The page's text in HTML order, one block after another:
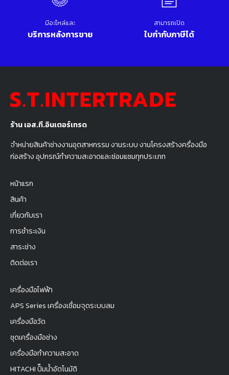
ร้าน เอส.ที.อินเตอร์เทรด
จำหน่ายสินค้าช่างงานอุตสาหกรรม งานระบบ งานโครงสร้างครื่องมือ
ก่อสร้าง อุปกรณ์ทำความสะอาดและซ่อมแซมทุกประเภท
หน้าแรก
สินค้า
เกี่ยวกับเรา
การชำระเงิน
สาระช่าง
ติดต่อเรา
เครื่องมือไฟฟ้า
APS Series เครื่องเชื่อมจุดระบบลม
เครื่องมือวัด
ชุดเครื่องมือช่าง
เครื่องมือทำความสะอาด
HITACHI ปั๊มน้ำอัตโนมัติ
มีอะไหล่และ
บริการหลังการขาย
สามารถเปิด
ใบกำกับภาษีได้